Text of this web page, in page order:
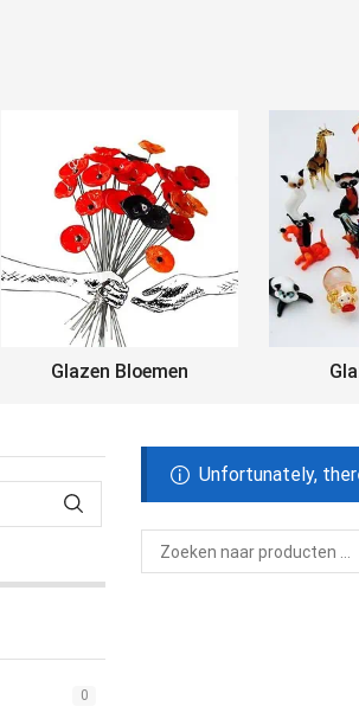
Glazen Bloemen
0
Unfortunately,